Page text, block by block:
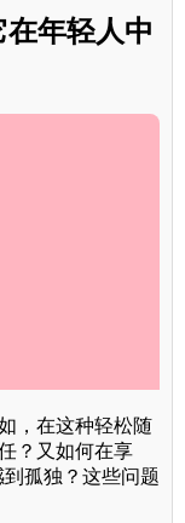
年轻人中
，在这种轻松随
？又如何在享
到孤独？这些问题